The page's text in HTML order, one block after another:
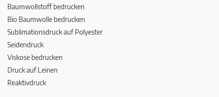
Baumwollstoff bedrucken
Bio Baumwolle bedrucken
Sublimationsdruck auf Polyester
Seidendruck
Viskose bedrucken
Druck auf Leinen
Reaktivdruck